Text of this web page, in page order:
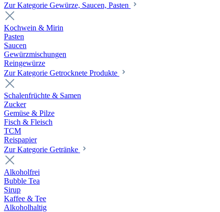
Zur Kategorie Gewürze, Saucen, Pasten
Kochwein & Mirin
Pasten
Saucen
Gewürzmischungen
Reingewürze
Zur Kategorie Getrocknete Produkte
Schalenfrüchte & Samen
Zucker
Gemüse & Pilze
Fisch & Fleisch
TCM
Reispapier
Zur Kategorie Getränke
Alkoholfrei
Bubble Tea
Sirup
Kaffee & Tee
Alkoholhaltig